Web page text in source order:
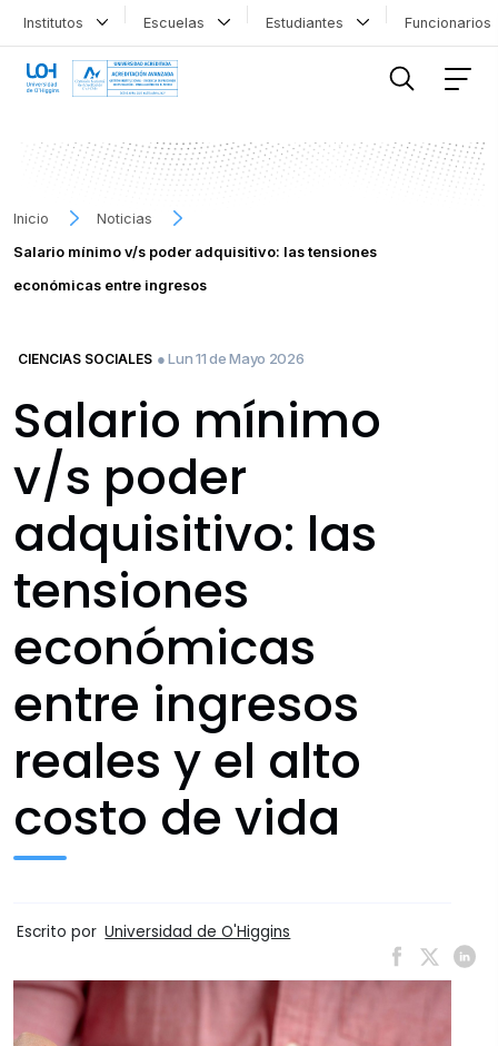
Institutos Escuelas Estudiantes
Inicio
Noticias
Salario mínimo v/s poder adquisitivo: las tensiones
económicas entre ingresos
CIENCIAS SOCIALES ● Lun 11 de Mayo 2026
Salario mínimo
v/s poder
adquisitivo: las
tensiones
económicas
entre ingresos
reales y el alto
costo de vida
Escrito por Universidad de O'Higgins